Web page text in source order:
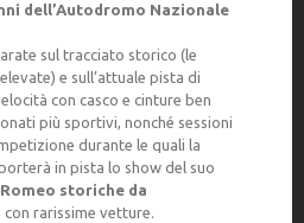
dell’Autodromo Nazionale
sul tracciato storico (le
e sull’attuale pista di
con casco e cinture ben
più sportivi, nonché sessioni
durante le quali la
in pista lo show del suo
storiche da
rarissime vetture.